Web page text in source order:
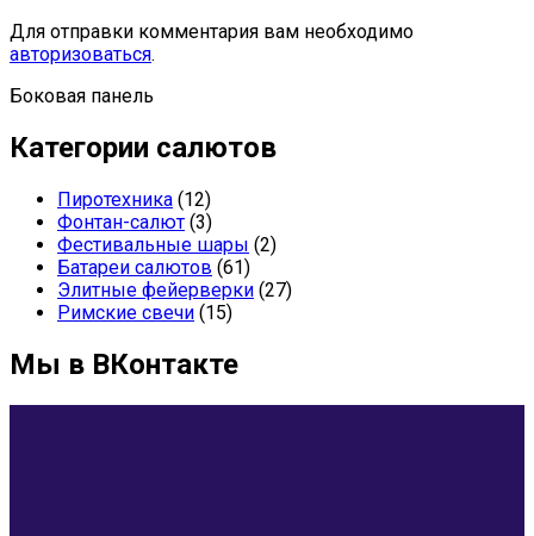
Для отправки комментария вам необходимо
авторизоваться.
Боковая панель
Категории салютов
Пиротехника (12)
Фонтан-салют (3)
Фестивальные шары (2)
Батареи салютов (61)
Элитные фейерверки (27)
Римские свечи (15)
Мы в ВКонтакте